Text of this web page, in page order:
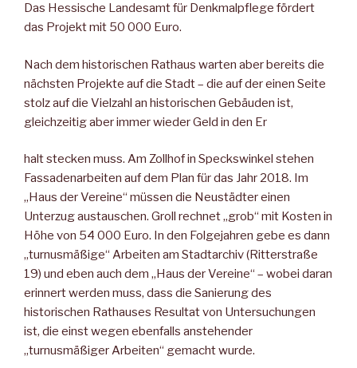
Das Hessische Landesamt für Denkmalpflege fördert
das Projekt mit 50 000 Euro.
Nach dem historischen Rathaus warten aber bereits die
nächsten Projekte auf die Stadt – die auf der einen Seite
stolz auf die Vielzahl an historischen Gebäuden ist,
gleichzeitig aber immer wieder Geld in den Er
halt stecken muss. Am Zollhof in Speckswinkel stehen
Fassadenarbeiten auf dem Plan für das Jahr 2018. Im
„Haus der Vereine“ müssen die Neustädter einen
Unterzug austauschen. Groll rechnet „grob“ mit Kosten in
Höhe von 54 000 Euro. In den Folgejahren gebe es dann
„turnusmäßige“ Arbeiten am Stadtarchiv (Ritterstraße
19) und eben auch dem „Haus der Vereine“ – wobei daran
erinnert werden muss, dass die Sanierung des
historischen Rathauses Resultat von Untersuchungen
ist, die einst wegen ebenfalls anstehender
„turnusmäßiger Arbeiten“ gemacht wurde.